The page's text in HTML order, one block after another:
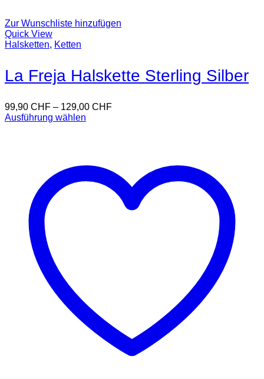
Zur Wunschliste hinzufügen
Quick View
Halsketten, Ketten
La Freja Halskette Sterling Silber
99,90 CHF – 129,00 CHF
Ausführung wählen